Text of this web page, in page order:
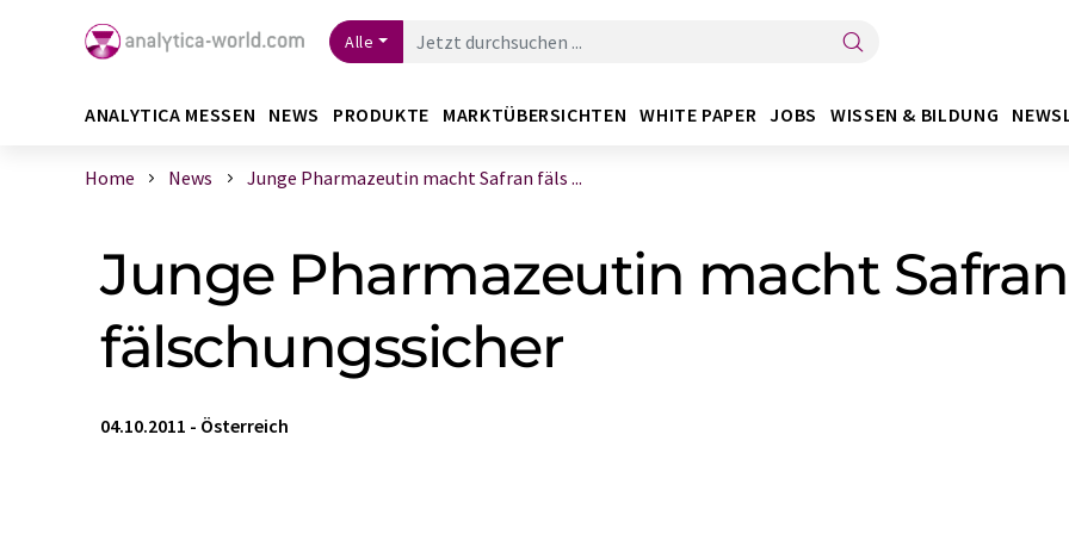
Alle
ANALYTICA MESSEN NEWS PRODUKTE MARKTÜBERSICHTEN WHITE PAPER JOBS WISSEN & BILDUNG
Home News Junge Pharmazeutin macht Safran fäls ...
Junge Pharmazeutin macht Safran
fälschungssicher
04.10.2011 - Österreich